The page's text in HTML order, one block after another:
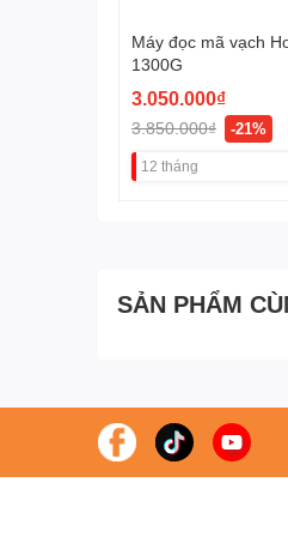
Máy đọc mã vạch
1300G
3.050.000₫
3.850.000₫ -21%
12 tháng
SẢN PHẨM